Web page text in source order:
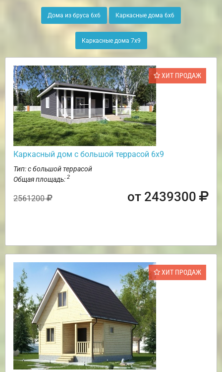
Дома из бруса 6х6 Каркасные дома 6х6
Каркасные дома 7х9
ХИТ ПРОДАЖ
Каркасный дом с большой террасой 6х9
Тип: с большой террасой
Общая площадь: 2
2561200 от 2439300
ХИТ ПРОДАЖ